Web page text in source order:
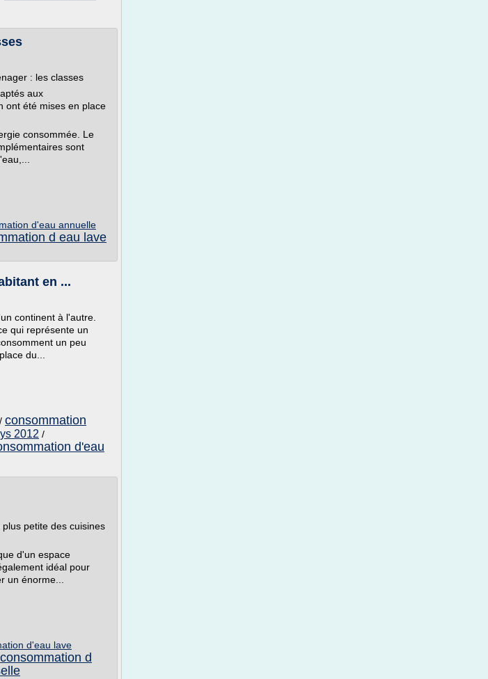
: les classes
aux
ont été mises en place
consommée. Le
sont
d'eau annuelle
d eau lave
en ...
continent à l'autre.
qui représente un
un peu
du...
/ consommation
2012 /
d'eau
petite des cuisines
d'un espace
idéal pour
un énorme...
d'eau lave
consommation d